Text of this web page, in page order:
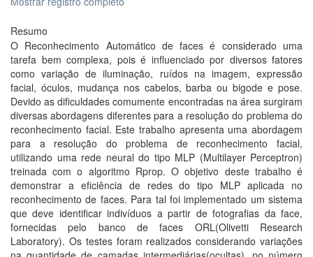
Resumo
O Reconhecimento Automático de faces é considerado uma
tarefa bem complexa, pois é influenciado por diversos fatores
como variação de iluminação, ruídos na imagem, expressão
facial, óculos, mudança nos cabelos, barba ou bigode e pose.
Devido as dificuldades comumente encontradas na área surgiram
diversas abordagens diferentes para a resolução do problema do
reconhecimento facial. Este trabalho apresenta uma abordagem
para a resolução do problema de reconhecimento facial,
utilizando uma rede neural do tipo MLP (Multilayer Perceptron)
treinada com o algoritmo Rprop. O objetivo deste trabalho é
demonstrar a eficiência de redes do tipo MLP aplicada no
reconhecimento de faces. Para tal foi implementado um sistema
que deve identificar indivíduos a partir de fotografias da face,
fornecidas pelo banco de faces ORL(Olivetti Research
Laboratory). Os testes foram realizados considerando variações